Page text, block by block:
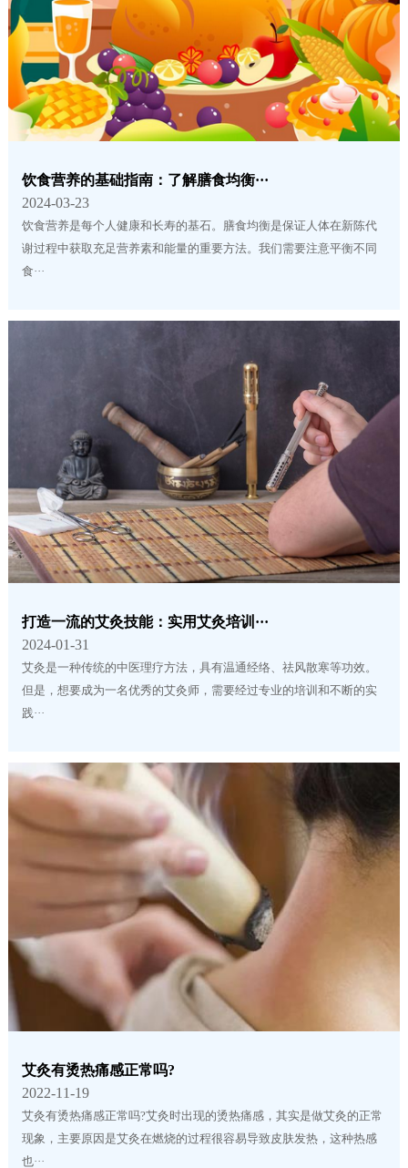
饮食营养的基础指南：了解膳食均衡···
2024-03-23
饮食营养是每个人健康和长寿的基石。膳食均衡是保证人体在新陈代
谢过程中获取充足营养素和能量的重要方法。我们需要注意平衡不同
食···
打造一流的艾灸技能：实用艾灸培训···
2024-01-31
艾灸是一种传统的中医理疗方法，具有温通经络、祛风散寒等功效。
但是，想要成为一名优秀的艾灸师，需要经过专业的培训和不断的实
践···
艾灸有烫热痛感正常吗?
2022-11-19
艾灸有烫热痛感正常吗?艾灸时出现的烫热痛感，其实是做艾灸的正常
现象，主要原因是艾灸在燃烧的过程很容易导致皮肤发热，这种热感
也···